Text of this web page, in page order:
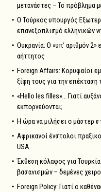
μετανάστες – Το πρόβλημα
Ο Τούρκος υπουργός
επανεξοπλισμό ελληνικών
Ουκρανία: Ο «υπ’ αριθμόν
αήττητος
Foreign Affairs: Κορυφαίοι
ξίφη τους για την επέκταση
«Hello les filles»… Γιατί
εκπορνεύονται;
Η ώρα να μιλήσει ο μάστερ
Αφρικανοί ένστολοι
USA
Έκθεση κόλαφος για
βασανισμών – δεμένες
Foreign Policy: Γιατί ο